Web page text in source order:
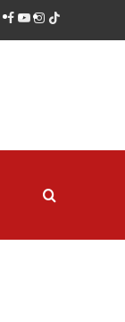
facebook
youtube
instagram
tiktok